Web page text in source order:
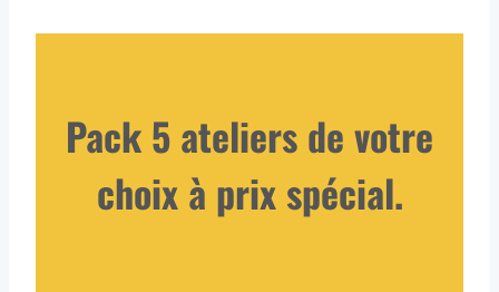
Pack 5 ateliers de votre
choix à prix spécial.